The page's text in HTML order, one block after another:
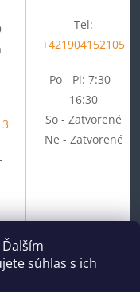
súhlas s ich
Tel:
+421904152105
Po - Pi: 7:30 -
16:30
So - Zatvorené
Ne - Zatvorené